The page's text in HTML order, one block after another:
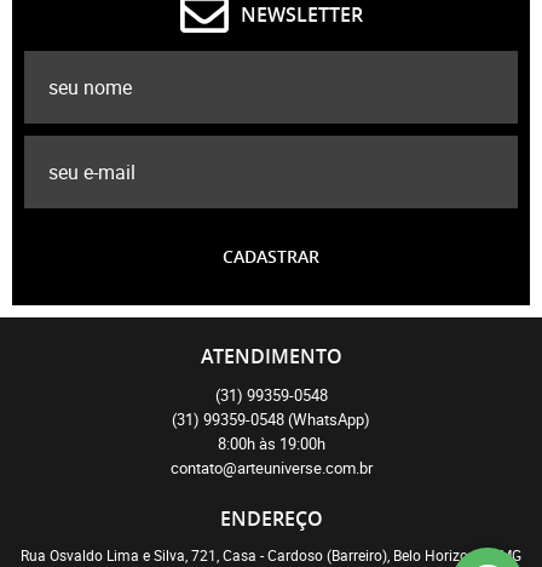
NEWSLETTER
CADASTRAR
ATENDIMENTO
(31) 99359-0548
(31) 99359-0548(WhatsApp)
8:00h às 19:00h
contato@arteuniverse.com.br
ENDEREÇO
Rua Osvaldo Lima e Silva, 721, Casa -Cardoso (Barreiro), Belo Horizonte -MG